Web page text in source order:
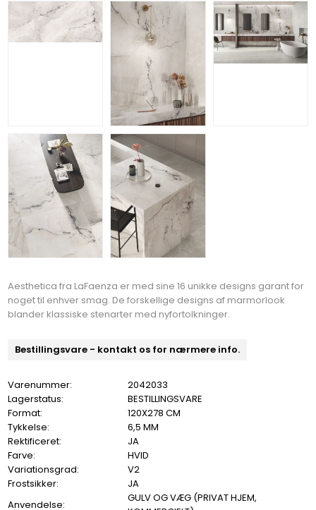
Aesthetica fra LaFaenza er med sine 16 unikke designs garant for
noget til enhver smag. De forskellige designs af marmorlook
blander klassiske stenarter med nyfortolkninger.
Bestillingsvare - kontakt os for nærmere info.
Varenummer:
2042033
Lagerstatus:
BESTILLINGSVARE
Format:
120X278 CM
Tykkelse:
6,5 MM
Rektificeret:
JA
Farve:
HVID
Variationsgrad:
V2
Frostsikker:
JA
Anvendelse:
GULV OG VÆG (PRIVAT HJEM,